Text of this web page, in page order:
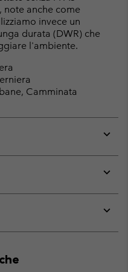
note anche come
invece un
durata (DWR) che
l'ambiente.
Camminata
or
or
or